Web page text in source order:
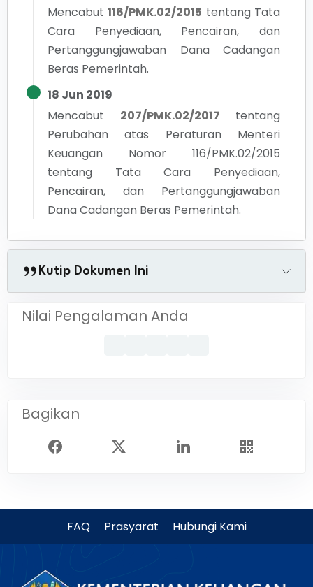
Mencabut 116/PMK.02/2015 tentang Tata
Cara Penyediaan, Pencairan, dan
Pertanggungjawaban Dana Cadangan
Beras Pemerintah.
18 Jun 2019
Mencabut
207/PMK.02/2017
tentang
Perubahan atas Peraturan Menteri
Keuangan Nomor 116/PMK.02/2015
tentang Tata Cara Penyediaan,
Pencairan, dan Pertanggungjawaban
Dana Cadangan Beras Pemerintah.
Kutip Dokumen Ini
Nilai Pengalaman Anda
Bagikan
FAQ Prasyarat Hubungi Kami